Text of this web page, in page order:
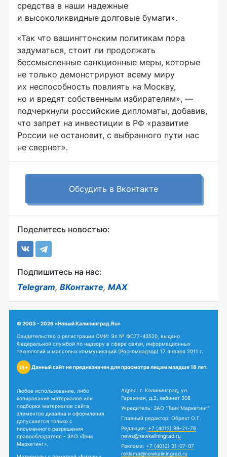
средства в наши надежные
и высоколиквидные долговые бумаги».
«Так что вашингтонским политикам пора
задуматься, стоит ли продолжать
бессмысленные санкционные меры, которые
не только демонстрируют всему миру
их неспособность повлиять на Москву,
но и вредят собственным избирателям», —
подчеркнули российские дипломаты, добавив,
что запрет на инвестиции в РФ «развитие
России не остановит, с выбранного пути нас
не свернет».
Обсудить в Вконтакте
Поделитесь новостью:
Подпишитесь на нас:
Telegram, ВКонтакте, MAX
© 2003 - 2026 «Новый Калининград.Ru»
Свидетельство о регистрации СМИ: Эл № ФС77-43520, выдано
Федеральной службой по надзору в сфере связи, информационных
технологий и массовых коммуникаций (Роскомнадзор) 17 января 2011 г.
18+ Данный сайт не предназначен для просмотра лицам младше 18 лет.
Любое использование, либо
копирование материалов или
подборки материалов сайта,
элементов дизайна и оформления
допускается только с
письменного разрешения
правообладателя - ЗАО «Твик
Маркетинг».
Адрес: г. Калининград, ул.
Гаражная, д.2, кабинет 308
Учредитель: ЗАО "Твик Маркетинг"
Главный редактор: Обрехт О.Г.
Редакция: +7 (4012) 99-21-76
news@newkaliningrad.ru
Реклама: +7 (4012) 31-07-07
reklama@newkaliningrad.ru